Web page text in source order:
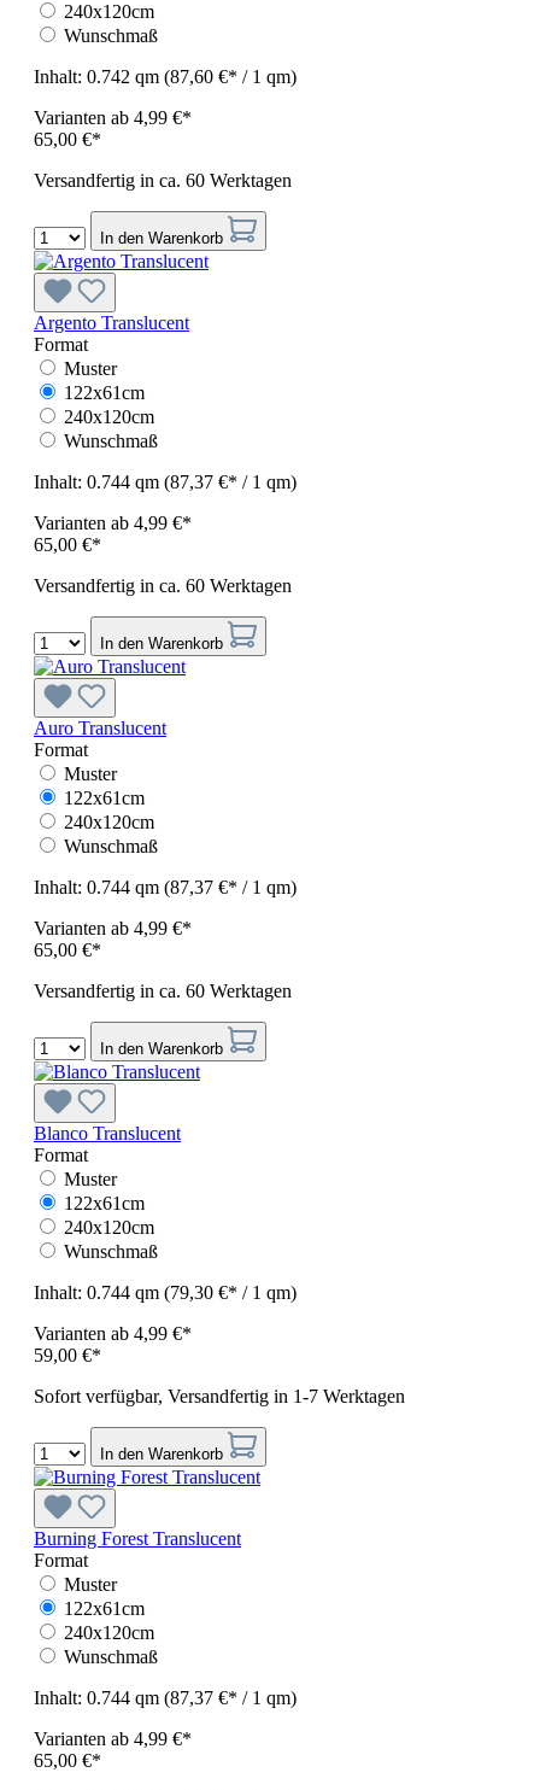
240x120cm
Wunschmaß
Inhalt: 0.742 qm (87,60 €* / 1 qm)
Varianten ab 4,99 €*
65,00 €*
Versandfertig in ca. 60 Werktagen
In den Warenkorb
Argento Translucent
Format
Muster
122x61cm
240x120cm
Wunschmaß
Inhalt: 0.744 qm (87,37 €* / 1 qm)
Varianten ab 4,99 €*
65,00 €*
Versandfertig in ca. 60 Werktagen
In den Warenkorb
Auro Translucent
Format
Muster
122x61cm
240x120cm
Wunschmaß
Inhalt: 0.744 qm (87,37 €* / 1 qm)
Varianten ab 4,99 €*
65,00 €*
Versandfertig in ca. 60 Werktagen
In den Warenkorb
Blanco Translucent
Format
Muster
122x61cm
240x120cm
Wunschmaß
Inhalt: 0.744 qm (79,30 €* / 1 qm)
Varianten ab 4,99 €*
59,00 €*
Sofort verfügbar, Versandfertig in 1-7 Werktagen
In den Warenkorb
Burning Forest Translucent
Format
Muster
122x61cm
240x120cm
Wunschmaß
Inhalt: 0.744 qm (87,37 €* / 1 qm)
Varianten ab 4,99 €*
65,00 €*